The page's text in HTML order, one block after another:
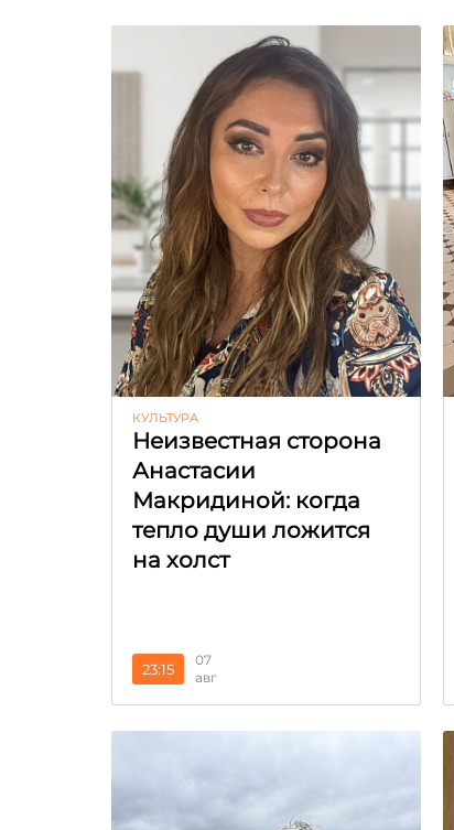
КУЛЬТУРА
Неизвестная сторона
Анастасии
Макридиной: когда
тепло души ложится
на холст
23:15
07
авг